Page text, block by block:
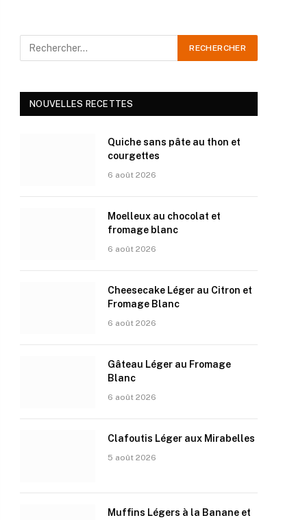
NOUVELLES RECETTES
Quiche sans pâte au thon et
courgettes
6 août 2026
Moelleux au chocolat et
fromage blanc
6 août 2026
Cheesecake Léger au Citron et
Fromage Blanc
6 août 2026
Gâteau Léger au Fromage
Blanc
6 août 2026
Clafoutis Léger aux Mirabelles
5 août 2026
Muffins Légers à la Banane et